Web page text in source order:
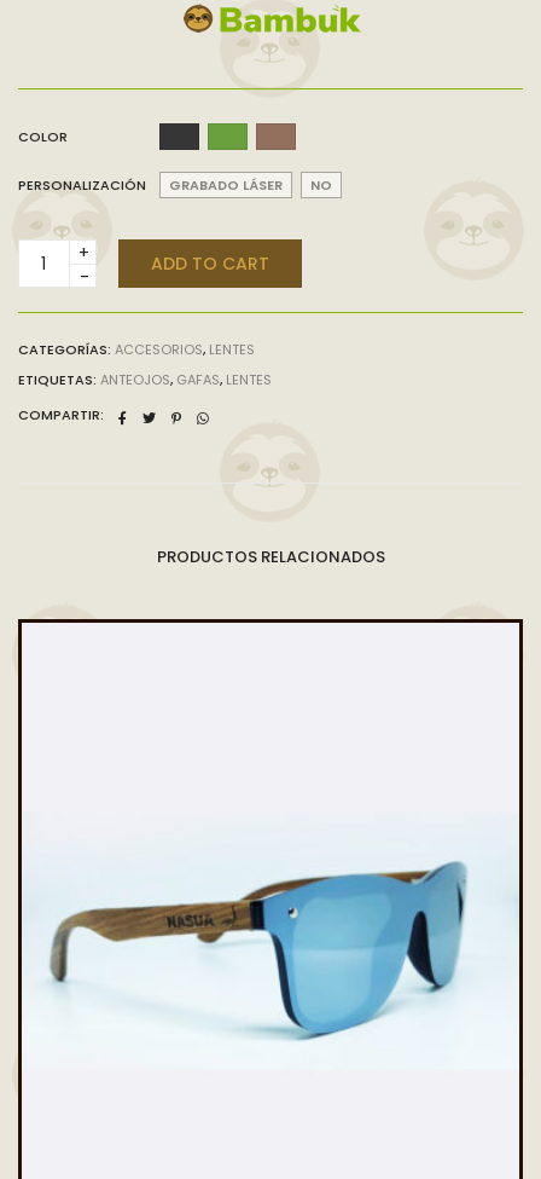
COLOR
PERSONALIZACIÓN GRABADO LÁSER NO
LENTES
ARA
ADD TO CART
CATEGORÍAS: ACCESORIOS, LENTES
ETIQUETAS: ANTEOJOS, GAFAS, LENTES
COMPARTIR:
PRODUCTOS RELACIONADOS